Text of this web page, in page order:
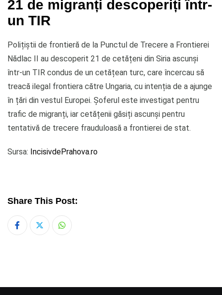
21 de migranți descoperiți într-
un TIR
Polițiștii de frontieră de la Punctul de Trecere a Frontierei
Nădlac II au descoperit 21 de cetățeni din Siria ascunși
într-un TIR condus de un cetățean turc, care încercau să
treacă ilegal frontiera către Ungaria, cu intenția de a ajunge
în țări din vestul Europei. Șoferul este investigat pentru
trafic de migranți, iar cetățenii găsiți ascunși pentru
tentativă de trecere frauduloasă a frontierei de stat.
Sursa: IncisivdePrahova.ro
Share This Post:
Whatsapp